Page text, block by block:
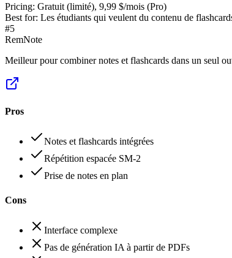
Pricing: Gratuit (limité), 9,99 $/mois (Pro)
Best for: Les étudiants qui veulent du contenu de
#5
RemNote
Meilleur pour combiner notes et flashcards dans un seul
Pros
Notes et flashcards intégrées
Répétition espacée SM-2
Prise de notes en plan
Cons
Interface complexe
Pas de génération IA à partir de PDFs